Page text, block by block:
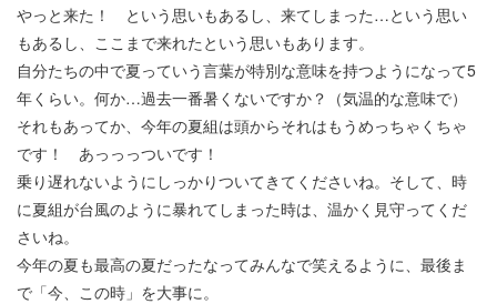
やっと来た！ という思いもあるし、来てしまった…という思い
もあるし、ここまで来れたという思いもあります。
自分たちの中で夏っていう言葉が特別な意味を持つようになって5
年くらい。何か…過去一番暑くないですか？（気温的な意味で）
それもあってか、今年の夏組は頭からそれはもうめっちゃくちゃ
です！ あっっっついです！
乗り遅れないようにしっかりついてきてくださいね。そして、時
に夏組が台風のように暴れてしまった時は、温かく見守ってくだ
さいね。
今年の夏も最高の夏だったなってみんなで笑えるように、最後ま
で「今、この時」を大事に。